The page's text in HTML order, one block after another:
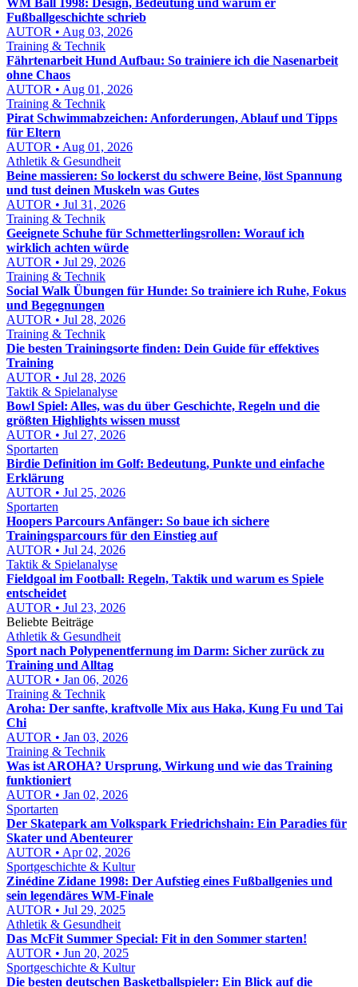
WM Ball 1998: Design, Bedeutung und warum er
Fußballgeschichte schrieb
AUTOR • Aug 03, 2026
Training & Technik
Fährtenarbeit Hund Aufbau: So trainiere ich die Nasenarbeit
ohne Chaos
AUTOR • Aug 01, 2026
Training & Technik
Pirat Schwimmabzeichen: Anforderungen, Ablauf und Tipps
für Eltern
AUTOR • Aug 01, 2026
Athletik & Gesundheit
Beine massieren: So lockerst du schwere Beine, löst Spannung
und tust deinen Muskeln was Gutes
AUTOR • Jul 31, 2026
Training & Technik
Geeignete Schuhe für Schmetterlingsrollen: Worauf ich
wirklich achten würde
AUTOR • Jul 29, 2026
Training & Technik
Social Walk Übungen für Hunde: So trainiere ich Ruhe, Fokus
und Begegnungen
AUTOR • Jul 28, 2026
Training & Technik
Die besten Trainingsorte finden: Dein Guide für effektives
Training
AUTOR • Jul 28, 2026
Taktik & Spielanalyse
Bowl Spiel: Alles, was du über Geschichte, Regeln und die
größten Highlights wissen musst
AUTOR • Jul 27, 2026
Sportarten
Birdie Definition im Golf: Bedeutung, Punkte und einfache
Erklärung
AUTOR • Jul 25, 2026
Sportarten
Hoopers Parcours Anfänger: So baue ich sichere
Trainingsparcours für den Einstieg auf
AUTOR • Jul 24, 2026
Taktik & Spielanalyse
Fieldgoal im Football: Regeln, Taktik und warum es Spiele
entscheidet
AUTOR • Jul 23, 2026
Beliebte Beiträge
Athletik & Gesundheit
Sport nach Polypenentfernung im Darm: Sicher zurück zu
Training und Alltag
AUTOR • Jan 06, 2026
Training & Technik
Aroha: Der sanfte, kraftvolle Mix aus Haka, Kung Fu und Tai
Chi
AUTOR • Jan 03, 2026
Training & Technik
Was ist AROHA? Ursprung, Wirkung und wie das Training
funktioniert
AUTOR • Jan 02, 2026
Sportarten
Der Skatepark am Volkspark Friedrichshain: Ein Paradies für
Skater und Abenteurer
AUTOR • Apr 02, 2026
Sportgeschichte & Kultur
Zinédine Zidane 1998: Der Aufstieg eines Fußballgenies und
sein legendäres WM-Finale
AUTOR • Jul 29, 2025
Athletik & Gesundheit
Das McFit Summer Special: Fit in den Sommer starten!
AUTOR • Jun 20, 2025
Sportgeschichte & Kultur
Die besten deutschen Basketballspieler: Ein Blick auf die